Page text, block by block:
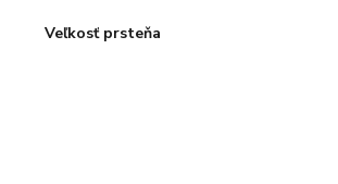
Veľkosť prsteňa